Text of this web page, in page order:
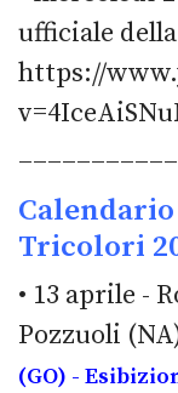
ufficiale della
https://
Tricolori
• 13 aprile -
Pozzuoli
(GO) -